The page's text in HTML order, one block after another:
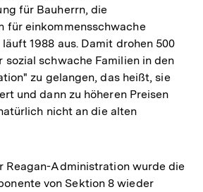
für Bauherrn, die
für einkommensschwache
1988 aus. Damit drohen 500
sozial schwache Familien in den
zu gelangen, das heißt, sie
und dann zu höheren Preisen
nicht an die alten
Reagan-Administration wurde die
von Sektion 8 wieder